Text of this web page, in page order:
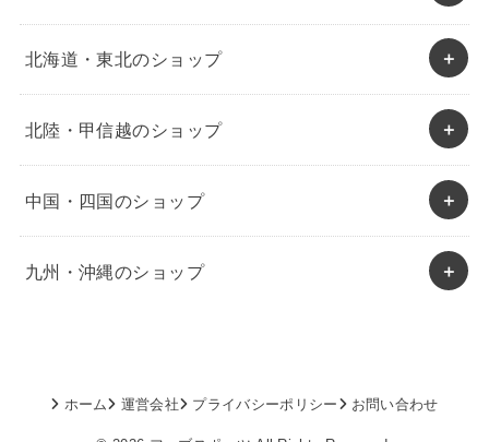
北海道・東北のショップ
北陸・甲信越のショップ
中国・四国のショップ
九州・沖縄のショップ
ホーム 運営会社 プライバシーポリシー お問い合わせ